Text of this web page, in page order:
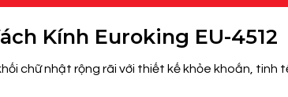
Kính Euroking EU-4512
chữ nhật rộng rãi với thiết kế khỏe khoắn, tinh